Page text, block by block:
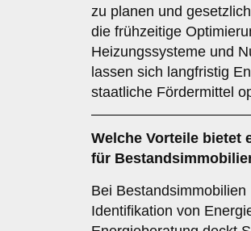
zu planen und
die frühzeitige
Heizungssysteme und
lassen sich langfristig
staatliche Fördermittel
Welche Vorteile bietet
für
Bei
Identifikation von